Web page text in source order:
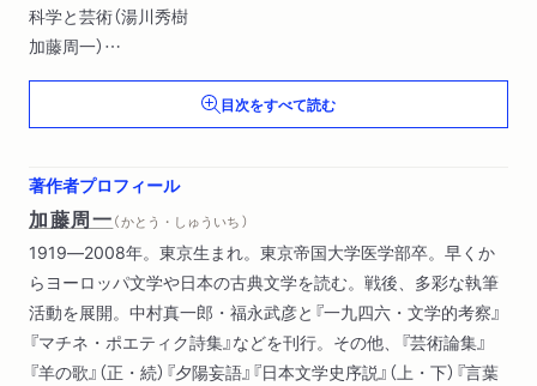
科学と芸術（湯川秀樹
加藤周一）
諷刺文学とユートピヤ（渡辺一夫
絶対主義と闘う相対主義（笠原芳光
西欧と日本（Ｊ＝Ｐ・サルトル
白井浩司
加藤周一）
東西文明の接触と相克（西嶋定生
加藤周一）
解説 対談集の愉悦―対談集を編むことと読むこと
目次をすべて読む
著作者プロフィール
加藤周一（ かとう・しゅういち ）
1919―2008年。東京生まれ。東京帝国大学医学部卒。早くか
らヨーロッパ文学や日本の古典文学を読む。戦後、多彩な執筆
活動を展開。中村真一郎・福永武彦と『一九四六・文学的考察』
『マチネ・ポエティク詩集』などを刊行。その他、『芸術論集』
『羊の歌』（正・続）『夕陽妄語』『日本文学史序説』（上・下）『言葉